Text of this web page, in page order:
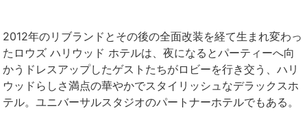
2012年のリブランドとその後の全面改装を経て生まれ変わっ
たロウズ ハリウッド ホテルは、夜になるとパーティーへ向
かうドレスアップしたゲストたちがロビーを行き交う、ハリ
ウッドらしさ満点の華やかでスタイリッシュなデラックスホ
テル。ユニバーサルスタジオのパートナーホテルでもある。